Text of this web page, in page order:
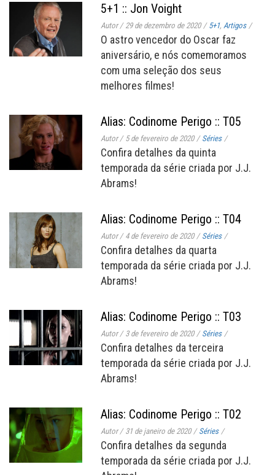
5+1 :: Jon Voight
Autor/ 29 de dezembro de 2020 / 5+1, Artigos /
O astro vencedor do Oscar faz
aniversário, e nós comemoramos
com uma seleção dos seus
melhores filmes!
Alias: Codinome Perigo :: T05
Autor/ 5 de fevereiro de 2020 / Séries /
Confira detalhes da quinta
temporada da série criada por J.J.
Abrams!
Alias: Codinome Perigo :: T04
Autor/ 4 de fevereiro de 2020 / Séries /
Confira detalhes da quarta
temporada da série criada por J.J.
Abrams!
Alias: Codinome Perigo :: T03
Autor/ 3 de fevereiro de 2020 / Séries /
Confira detalhes da terceira
temporada da série criada por J.J.
Abrams!
Alias: Codinome Perigo :: T02
Autor/ 31 de janeiro de 2020 / Séries /
Confira detalhes da segunda
temporada da série criada por J.J.